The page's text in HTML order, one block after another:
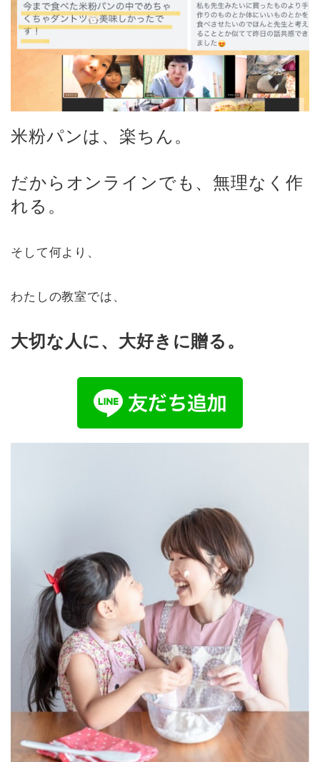
米粉パンは、楽ちん。
だからオンラインでも、無理なく作
れる。
そして何より、
わたしの教室では、
大切な人に、大好きに贈る。